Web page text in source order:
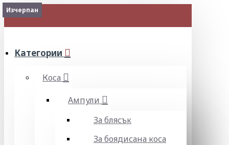
МЕНЮ
Категории
Коса
Ампули
За блясък
За боядисана коса
Изчерпан